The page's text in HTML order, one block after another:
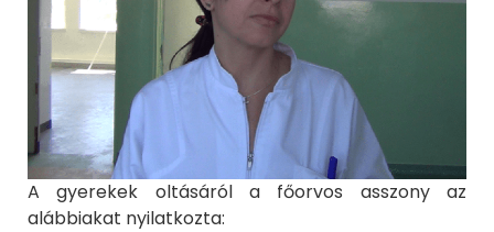
A gyerekek oltásáról a főorvos asszony az
alábbiakat nyilatkozta: